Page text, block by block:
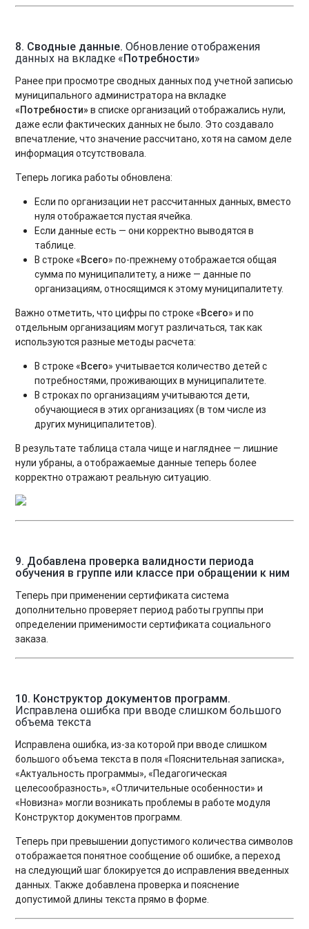
8. Сводные данные.Обновление отображения
данных на вкладке «Потребности»
Ранее при просмотре сводных данных под учетной записью
муниципального администратора на вкладке
«Потребности» в списке организаций отображались нули,
даже если фактических данных не было. Это создавало
впечатление, что значение рассчитано, хотя на самом деле
информация отсутствовала.
Теперь логика работы обновлена:
Если по организации нет рассчитанных данных, вместо
нуля отображается пустая ячейка.
Если данные есть — они корректно выводятся в
таблице.
В строке «Всего» по-прежнему отображается общая
сумма по муниципалитету, а ниже — данные по
организациям, относящимся к этому муниципалитету.
Важно отметить, что цифры по строке «Всего» и по
отдельным организациям могут различаться, так как
используются разные методы расчета:
В строке «Всего» учитывается количество детей с
потребностями, проживающих в муниципалитете.
В строках по организациям учитываются дети,
обучающиеся в этих организациях (в том числе из
других муниципалитетов).
В результате таблица стала чище и нагляднее — лишние
нули убраны, а отображаемые данные теперь более
корректно отражают реальную ситуацию.
9. Добавлена проверка валидности периода
обучения в группе или классе при обращении к ним
Теперь при применении сертификата система
дополнительно проверяет период работы группы при
определении применимости сертификата социального
заказа.
10. Конструктор документов программ.
Исправлена ошибка при вводе слишком большого
объема текста
Исправлена ошибка, из-за которой при вводе слишком
большого объема текста в поля «Пояснительная записка»,
«Актуальность программы», «Педагогическая
целесообразность», «Отличительные особенности» и
«Новизна» могли возникать проблемы в работе модуля
Конструктор документов программ.
Теперь при превышении допустимого количества символов
отображается понятное сообщение об ошибке, а переход
на следующий шаг блокируется до исправления введенных
данных. Также добавлена проверка и пояснение
допустимой длины текста прямо в форме.